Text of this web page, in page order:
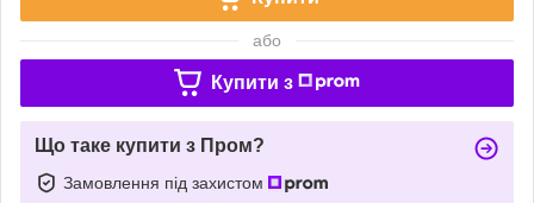
або
Купити з
Що таке купити з Пром?
Замовлення під захистом